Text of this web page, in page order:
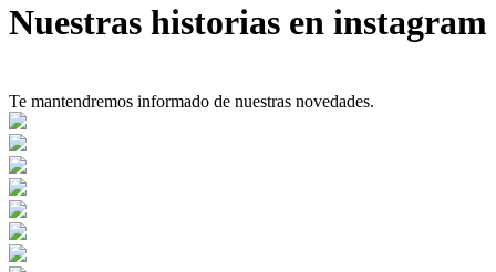
Nuestras historias en instagram
Te mantendremos informado de nuestras novedades.